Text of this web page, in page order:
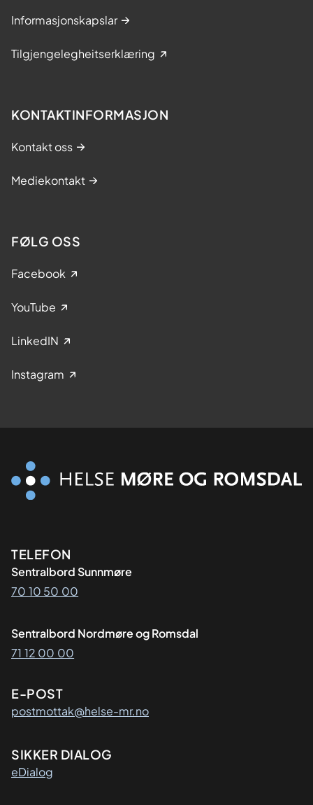
Informasjonskapslar
Tilgjengelegheitserklæring
KONTAKTINFORMASJON
Kontakt oss
Mediekontakt
FØLG OSS
Facebook
YouTube
LinkedIN
Instagram
Kontaktinformasjon
TELEFON
Sentralbord Sunnmøre
70 10 50 00
Sentralbord Nordmøre og Romsdal
71 12 00 00
E-POST
postmottak@helse-mr.no
SIKKER DIALOG
eDialog